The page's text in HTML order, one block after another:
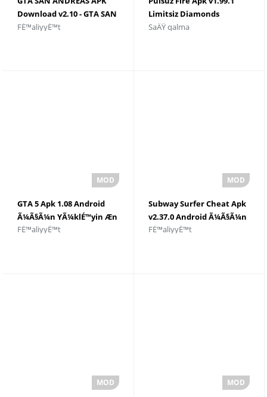
Download v2.10 - GTA SAN
ANDREAS
FÉ™aliyyÉ™t
Limitsiz Diamonds
Android 2023 Ã¼Ã§Ã¼n
SaÄŸ qalma
GTA 5 Apk 1.08 Android
Ã¼Ã§Ã¼n YÃ¼klÉ™yin Æn
Son Versiya - GTA 5
FÉ™aliyyÉ™t
Subway Surfer Cheat Apk
v2.37.0 Android Ã¼Ã§Ã¼n
yÃ¼klÉ™yin
FÉ™aliyyÉ™t